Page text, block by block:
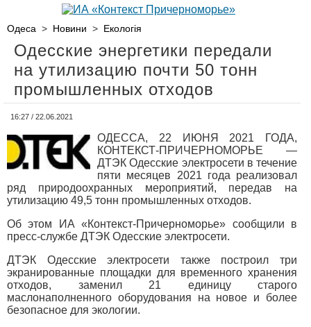
Одеса > Новини > Екологія
Одесские энергетики передали
на утилизацию почти 50 тонн
промышленных отходов
16:27 / 22.06.2021
ОДЕССА, 22 ИЮНЯ 2021 ГОДА,
КОНТЕКСТ-ПРИЧЕРНОМОРЬЕ —
ДТЭК Одесские электросети в течение
пяти месяцев 2021 года реализовал
ряд природоохранных мероприятий, передав на
утилизацию 49,5 тонн промышленных отходов.
Об этом ИА «Контекст-Причерноморье» сообщили в
пресс-службе ДТЭК Одесские электросети.
ДТЭК Одесские электросети также построил три
экранированные площадки для временного хранения
отходов, заменил 21 единицу старого
маслонаполненного оборудования на новое и более
безопасное для экологии.